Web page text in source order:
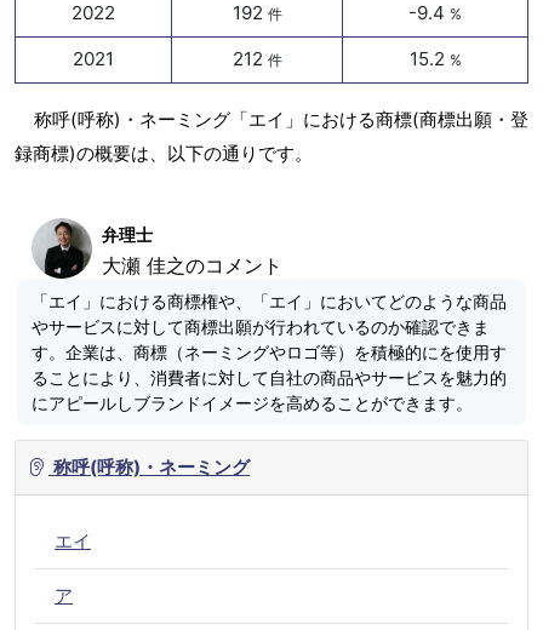
2022 192 件 -9.4 %
2021 212 件 15.2 %
称呼(呼称)・ネーミング「エイ」における商標(商標出願・登
録商標)の概要は、以下の通りです。
弁理士
大瀬 佳之のコメント
「エイ」における商標権や、「エイ」においてどのような商品
やサービスに対して商標出願が行われているのか確認できま
す。企業は、商標（ネーミングやロゴ等）を積極的にを使用す
ることにより、消費者に対して自社の商品やサービスを魅力的
にアピールしブランドイメージを高めることができます。
称呼(呼称)・ネーミング
エイ
ア